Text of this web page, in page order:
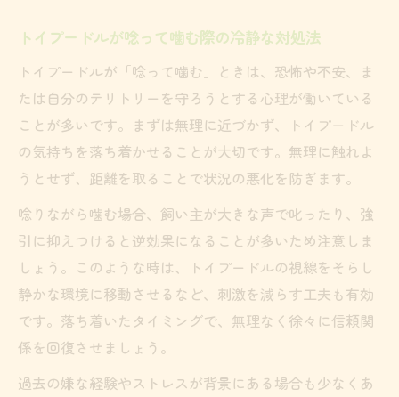
トイプードルが唸って噛む際の冷静な対処法
トイプードルが「唸って噛む」ときは、恐怖や不安、ま
たは自分のテリトリーを守ろうとする心理が働いている
ことが多いです。まずは無理に近づかず、トイプードル
の気持ちを落ち着かせることが大切です。無理に触れよ
うとせず、距離を取ることで状況の悪化を防ぎます。
唸りながら噛む場合、飼い主が大きな声で叱ったり、強
引に抑えつけると逆効果になることが多いため注意しま
しょう。このような時は、トイプードルの視線をそらし
静かな環境に移動させるなど、刺激を減らす工夫も有効
です。落ち着いたタイミングで、無理なく徐々に信頼関
係を回復させましょう。
過去の嫌な経験やストレスが背景にある場合も少なくあ